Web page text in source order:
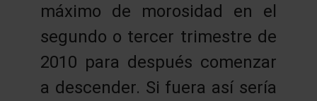
máximo de morosidad en el
segundo o tercer trimestre de
2010 para después comenzar
a descender. Si fuera así sería